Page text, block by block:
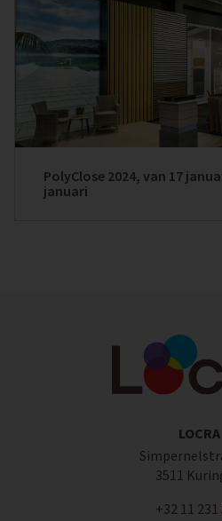
PolyClose 2024, van 17
januari
LOCRA
3511
+32 11 231